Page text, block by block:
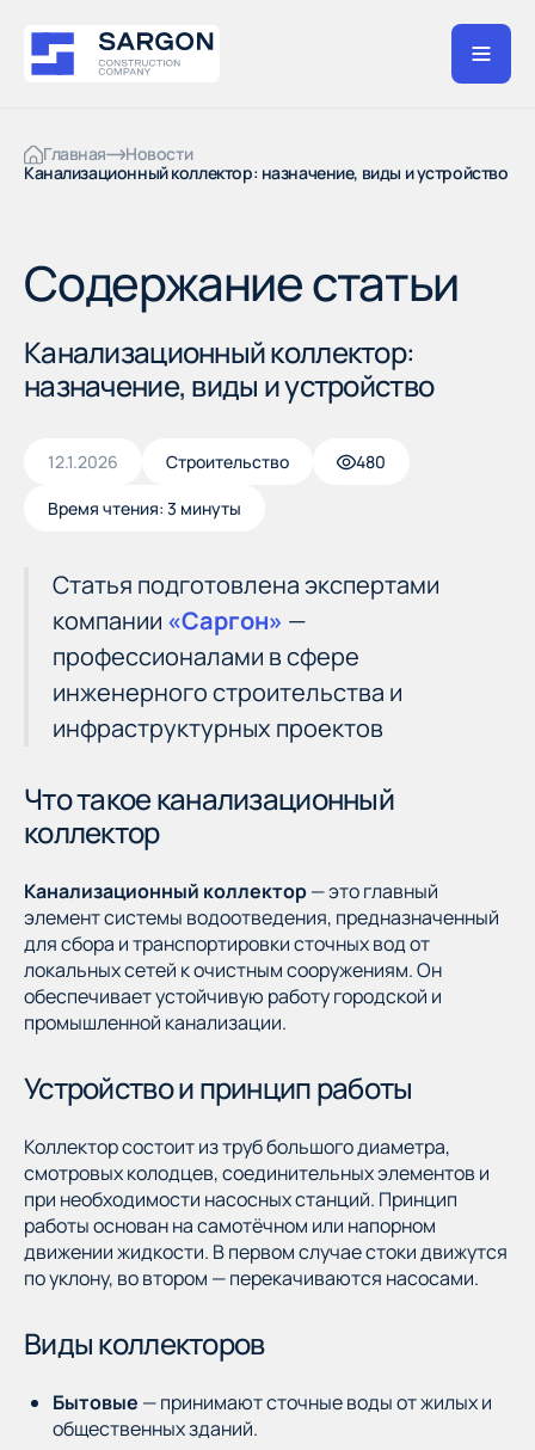
Главная
Новости
Канализационный коллектор: назначение, виды и устройство
Содержание статьи
Канализационный коллектор:
назначение, виды и устройство
12.1.2026 Строительство 480
Время чтения: 3 минуты
Статья подготовлена экспертами
компании «Саргон» —
профессионалами в сфере
инженерного строительства и
инфраструктурных проектов
Что такое канализационный
коллектор
Канализационный коллектор— это главный
элемент системы водоотведения, предназначенный
для сбора и транспортировки сточных вод от
локальных сетей к очистным сооружениям. Он
обеспечивает устойчивую работу городской и
промышленной канализации.
Устройство и принцип работы
Коллектор состоит из труб большого диаметра,
смотровых колодцев, соединительных элементов и
при необходимости насосных станций. Принцип
работы основан на самотёчном или напорном
движении жидкости. В первом случае стоки движутся
по уклону, во втором — перекачиваются насосами.
Виды коллекторов
Бытовые — принимают сточные воды от жилых и
общественных зданий.